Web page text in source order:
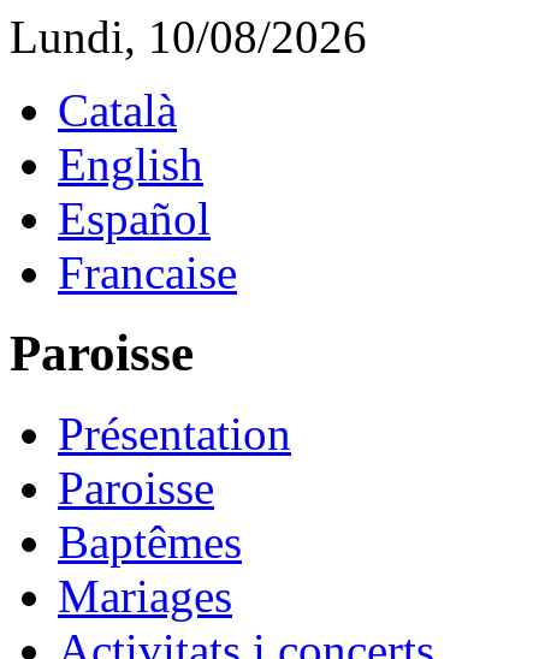
Lundi, 10/08/2026
Català
English
Español
Francaise
Paroisse
Présentation
Paroisse
Baptêmes
Mariages